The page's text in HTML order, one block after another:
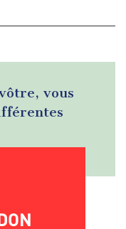
vous